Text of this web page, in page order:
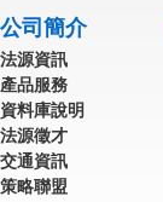
公司簡介
法源資訊
產品服務
資料庫說明
法源徵才
交通資訊
策略聯盟